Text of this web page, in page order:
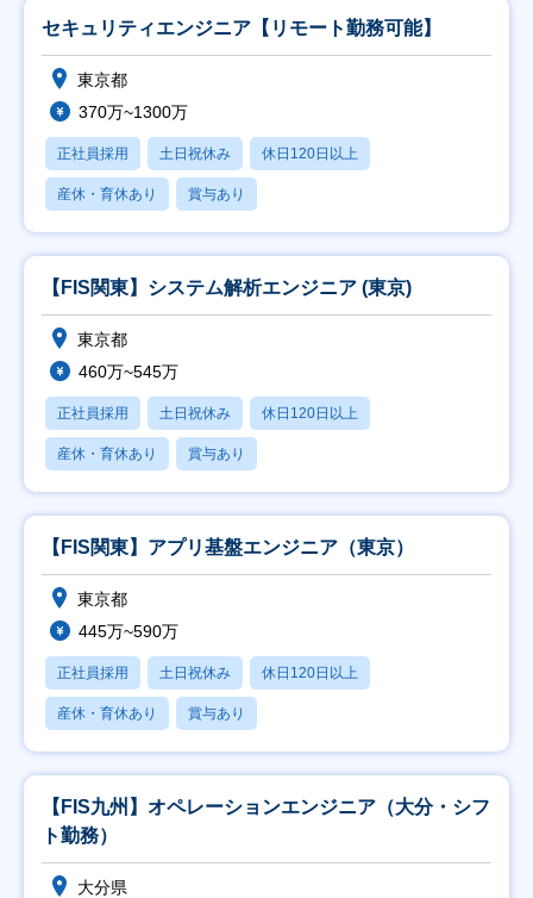
セキュリティエンジニア【リモート勤務可能】
東京都
370万~1300万
正社員採用 土日祝休み 休日120日以上
産休・育休あり 賞与あり
【FIS関東】システム解析エンジニア (東京)
東京都
460万~545万
正社員採用 土日祝休み 休日120日以上
産休・育休あり 賞与あり
【FIS関東】アプリ基盤エンジニア（東京）
東京都
445万~590万
正社員採用 土日祝休み 休日120日以上
産休・育休あり 賞与あり
【FIS九州】オペレーションエンジニア（大分・シフ
ト勤務）
大分県